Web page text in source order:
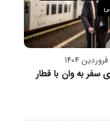
سفر به وان با قطار